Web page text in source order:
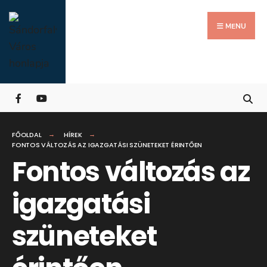
Skip
to
content
MENU
FŐOLDAL
HÍREK
FONTOS VÁLTOZÁS AZ IGAZGATÁSI SZÜNETEKET ÉRINTŐEN
Fontos változás az
igazgatási
szüneteket
for:
Close